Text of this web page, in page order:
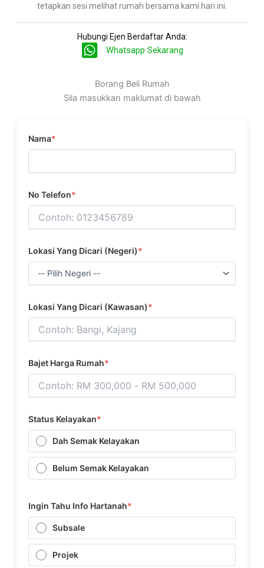
tetapkan sesi melihat rumah bersama kami hari ini.
Hubungi Ejen Berdaftar Anda:
Whatsapp Sekarang
Borang Beli Rumah
Sila masukkan maklumat di bawah
Nama*
No Telefon*
Lokasi Yang Dicari (Negeri)*
Lokasi Yang Dicari (Kawasan)*
Bajet Harga Rumah*
Status Kelayakan*
Dah Semak Kelayakan
Belum Semak Kelayakan
Ingin Tahu Info Hartanah*
Subsale
Projek